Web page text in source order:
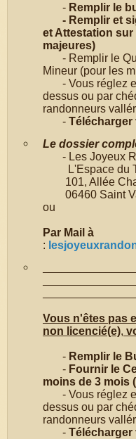
- Remplir le
- Remplir et
et Attestation
majeures)
- Remplir le
Mineur (pour les
- Vous réglez
dessus ou par
randonneurs
- Télécharger
Le dossier
- Les Joyeux
L'Espace du
101, Allée
06460 Saint
ou
Par Mail à
:
Vous n'êtes pas
non licencié(e),
- Remplir le
- Fournir le
moins de 3 mois
- Vous réglez
dessus ou par
randonneurs
- Télécharger